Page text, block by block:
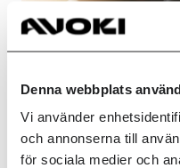
Denna webbplats
Vi använder
och annonserna till
för sociala medier och